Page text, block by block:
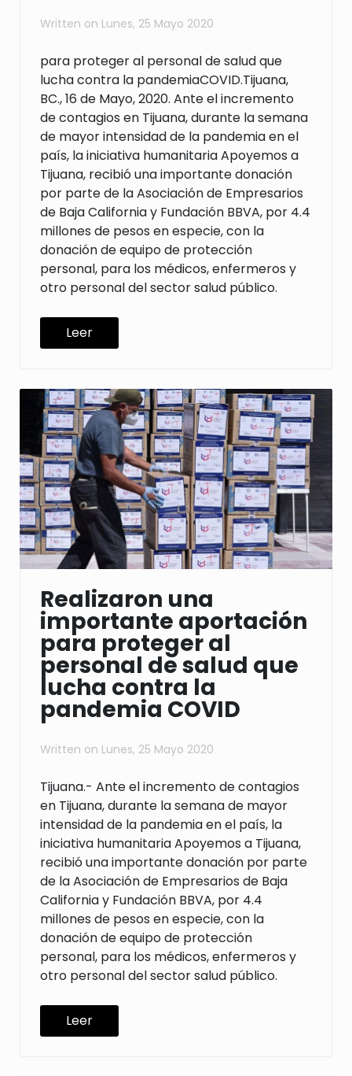
Written on Lunes, 25 Mayo 2020
para proteger al personal de salud que
lucha contra la pandemiaCOVID.Tijuana,
BC., 16 de Mayo, 2020. Ante el incremento
de contagios en Tijuana, durante la semana
de mayor intensidad de la pandemia en el
país, la iniciativa humanitaria Apoyemos a
Tijuana, recibió una importante donación
por parte de la Asociación de Empresarios
de Baja California y Fundación BBVA, por 4.4
millones de pesos en especie, con la
donación de equipo de protección
personal, para los médicos, enfermeros y
otro personal del sector salud público.
Leer
Realizaron una
importante aportación
para proteger al
personal de salud que
lucha contra la
pandemia COVID
Written on Lunes, 25 Mayo 2020
Tijuana.- Ante el incremento de contagios
en Tijuana, durante la semana de mayor
intensidad de la pandemia en el país, la
iniciativa humanitaria Apoyemos a Tijuana,
recibió una importante donación por parte
de la Asociación de Empresarios de Baja
California y Fundación BBVA, por 4.4
millones de pesos en especie, con la
donación de equipo de protección
personal, para los médicos, enfermeros y
otro personal del sector salud público.
Leer